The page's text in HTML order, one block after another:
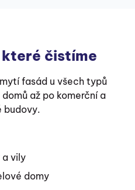
čistíme
fasád u všech typů
až po komerční a
budovy.
a vily
domy